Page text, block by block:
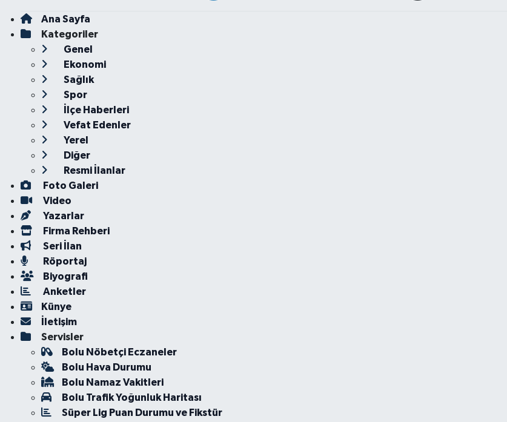
Ana Sayfa
Kategoriler
Genel
Ekonomi
Sağlık
Spor
İlçe Haberleri
Vefat Edenler
Yerel
Diğer
Resmi İlanlar
Foto Galeri
Video
Yazarlar
Firma Rehberi
Seri İlan
Röportaj
Biyografi
Anketler
Künye
İletişim
Servisler
Bolu Nöbetçi Eczaneler
Bolu Hava Durumu
Bolu Namaz Vakitleri
Bolu Trafik Yoğunluk Haritası
Süper Lig Puan Durumu ve Fikstür